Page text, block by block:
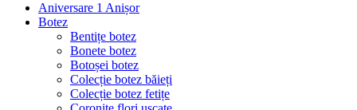
Aniversare 1 Anișor
Botez
Bentițe botez
Bonete botez
Botoșei botez
Colecție botez băieți
Colecție botez fetițe